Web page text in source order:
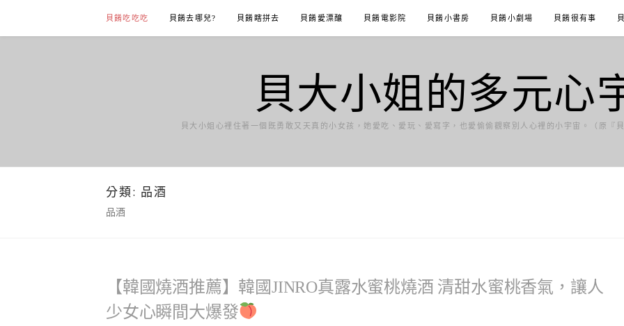
content
貝餚吃吃吃 貝餚去哪兒? 貝餚瞎拼去 貝餚愛漂釀 貝餚電影院 貝餚小書房 貝餚小劇場 貝餚很有事
貝大小姐的多元心
貝大小姐心裡住著一個既勇敢又天真的小女孩，她愛吃、愛玩、愛寫字，也愛偷偷觀察別人心裡的小宇宙。（原『
分類: 品酒
品酒
【韓國燒酒推薦】韓國JINRO真露水蜜桃燒酒 清甜水蜜桃香氣，讓人
少女心瞬間大爆發